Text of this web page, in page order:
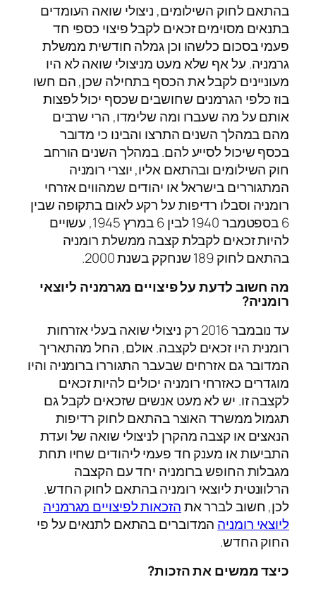
בהתאם לחוק השילומים, ניצולי שואה העומדים
בתנאים מסוימים זכאים לקבל פיצוי כספי חד
פעמי בסכום כלשהו וכן גמלה חודשית ממשלת
גרמניה. על אף שלא מעט מניצולי שואה לא היו
מעוניינים לקבל את הכסף בתחילה שכן, הם חשו
בוז כלפי הגרמנים שחושבים שכסף יכול לפצות
אותם על מה שעברו ומה שלימדו, הרי שרבים
מהם במהלך השנים התרצו והבינו כי מדובר
בכסף שיכול לסייע להם. במהלך השנים הורחב
חוק השילומים ובהתאם אליו, יוצרי רומניה
המתגוררים בישראל או יהודים שמהווים אזרחי
רומניה וסבלו רדיפות על רקע לאום בתקופה שבין
6 בספטמבר 1940 לבין 6 במרץ 1945, עשויים
להיות זכאים לקבלת קצבה ממשלת רומניה
בהתאם לחוק 189 שנחקק בשנת 2000.
מה חשוב לדעת על פיצויים מגרמניה ליוצאי
רומניה?
עד נובמבר 2016 רק ניצולי שואה בעלי אזרחות
רומנית היו זכאים לקצבה. אולם, החל מהתאריך
המדובר גם אזרחים שבעבר התגוררו ברומניה והיו
מוגדרים כאזרחי רומניה יכולים להיות זכאים
לקצבה זו. יש לא מעט אנשים שזכאים לקבל גם
תגמול ממשרד האוצר בהתאם לחוק רדיפות
הנאצים או קצבה מהקרן לניצולי שואה של ועדת
התביעות או מענק חד פעמי ליהודים שחיו תחת
מגבלות החופש ברומניה יחד עם הקצבה
הרלוונטית ליוצאי רומניה בהתאם לחוק החדש.
לכן, חשוב לברר אתהזכאות לפיצויים מגרמניה
ליוצאי רומניה המדוברים בהתאם לתנאים על פי
החוק החדש.
כיצד ממשים את הזכות?